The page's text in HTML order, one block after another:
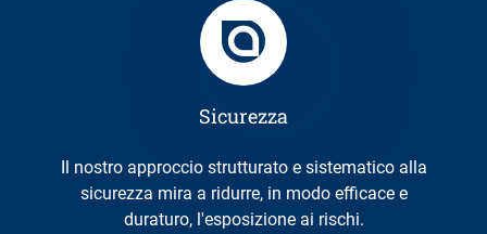
Sicurezza
Il nostro approccio strutturato e sistematico alla
sicurezza mira a ridurre, in modo efficace e
duraturo, l'esposizione ai rischi.